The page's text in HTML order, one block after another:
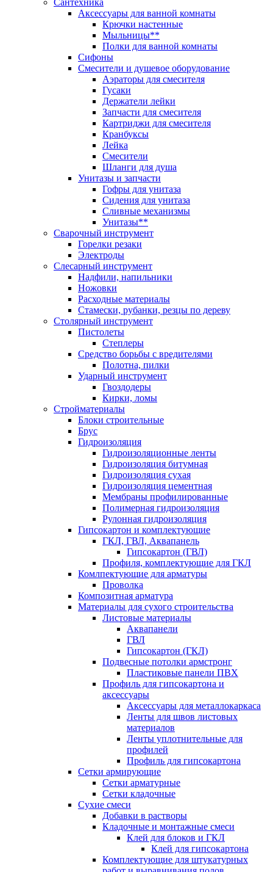
Сантехника
Аксессуары для ванной комнаты
Крючки настенные
Мыльницы**
Полки для ванной комнаты
Сифоны
Смесители и душевое оборудование
Аэраторы для смесителя
Гусаки
Держатели лейки
Запчасти для смесителя
Картриджи для смесителя
Кранбуксы
Лейка
Смесители
Шланги для душа
Унитазы и запчасти
Гофры для унитаза
Сидения для унитаза
Сливные механизмы
Унитазы**
Сварочный инструмент
Горелки резаки
Электроды
Слесарный инструмент
Надфили, напильники
Ножовки
Расходные материалы
Стамески, рубанки, резцы по дереву
Столярный инструмент
Пистолеты
Степлеры
Средство борьбы с вредителями
Полотна, пилки
Ударный инструмент
Гвоздодеры
Кирки, ломы
Стройматериалы
Блоки строительные
Брус
Гидроизоляция
Гидроизоляционные ленты
Гидроизоляция битумная
Гидроизоляция сухая
Гидроизоляция цементная
Мембраны профилированные
Полимерная гидроизоляция
Рулонная гидроизоляция
Гипсокартон и комплектующие
ГКЛ, ГВЛ, Аквапанель
Гипсокартон (ГВЛ)
Профиля, комплектующие для ГКЛ
Комлпектующие для арматуры
Проволка
Композитная арматура
Материалы для сухого строительства
Листовые материалы
Аквапанели
ГВЛ
Гипсокартон (ГКЛ)
Подвесные потолки армстронг
Пластиковые панели ПВХ
Профиль для гипсокартона и
аксессуары
Аксессуары для металлокаркаса
Ленты для швов листовых
материалов
Ленты уплотнительные для
профилей
Профиль для гипсокартона
Сетки армирующие
Сетки арматурные
Сетки кладочные
Сухие смеси
Добавки в растворы
Кладочные и монтажные смеси
Клей для блоков и ГКЛ
Клей для гипсокартона
Комплектующие для штукатурных